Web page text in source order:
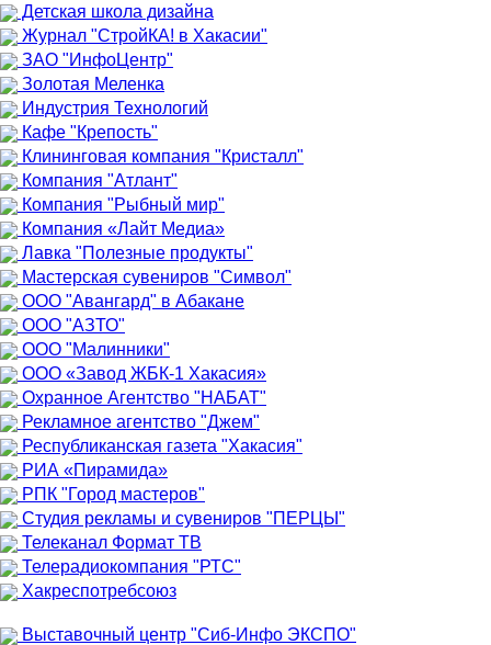
Детская школа дизайна
Журнал "СтройКА! в Хакасии"
ЗАО "ИнфоЦентр"
Золотая Меленка
Индустрия Технологий
Кафе "Крепость"
Клининговая компания "Кристалл"
Компания "Атлант"
Компания "Рыбный мир"
Компания «Лайт Медиа»
Лавка "Полезные продукты"
Мастерская сувениров "Символ"
ООО "Авангард" в Абакане
ООО "АЗТО"
ООО "Малинники"
ООО «Завод ЖБК-1 Хакасия»
Охранное Агентство "НАБАТ"
Рекламное агентство "Джем"
Республиканская газета "Хакасия"
РИА «Пирамида»
РПК "Город мастеров"
Студия рекламы и сувениров "ПЕРЦЫ"
Телеканал Формат ТВ
Телерадиокомпания "РТС"
Хакреспотребсоюз
Выставочный центр "Сиб-Инфо ЭКСПО"